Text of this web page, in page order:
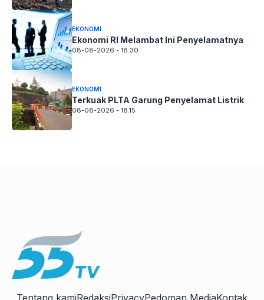
EKONOMI
Ekonomi RI Melambat Ini Penyelamatnya
08-08-2026 - 18.30
EKONOMI
Terkuak PLTA Garung Penyelamat Listrik
08-08-2026 - 18.15